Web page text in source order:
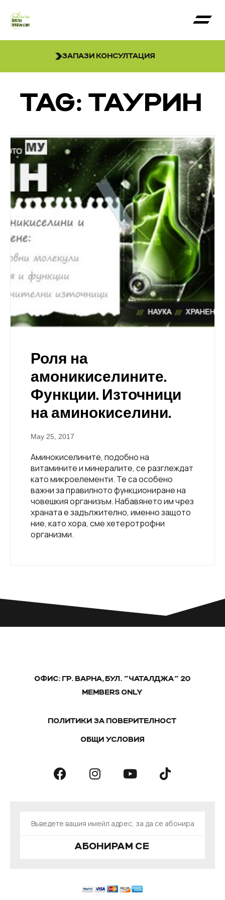
ЗАПАЗИ КОНСУЛТАЦИЯ
TAG: ТАУРИН
Роля на
амоникиселините.
Функции. Източници
на аминокиселини.
May 25, 2017
Аминокиселините, подобно на
витамините и минералите, се разглеждат
като микроелементи. Те са особено
важни за правилното функциониране на
човешкия организъм. Набавянето им чрез
храната е задължително, именно защото
ние, като хора, сме хетеротрофни
организми.
ОФИС: ГР. ВАРНА, БУЛ. "ЧАТАЛДЖА" 20
MEMBERS ONLY
ПОЛИТИКИ ЗА ПОВЕРИТЕЛНОСТ
ОБЩИ УСЛОВИЯ
АБОНИРАМ СЕ